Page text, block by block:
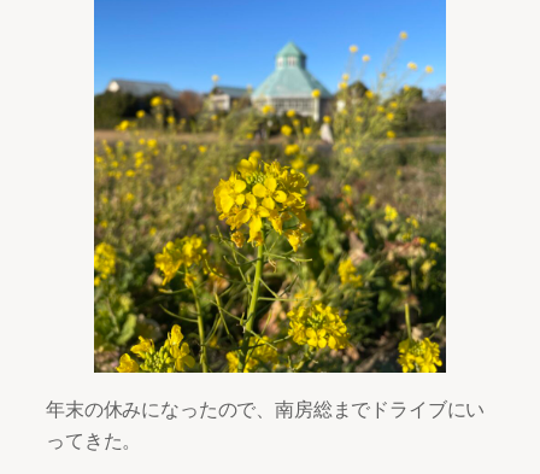
年末の休みになったので、南房総までドライブにい
ってきた。